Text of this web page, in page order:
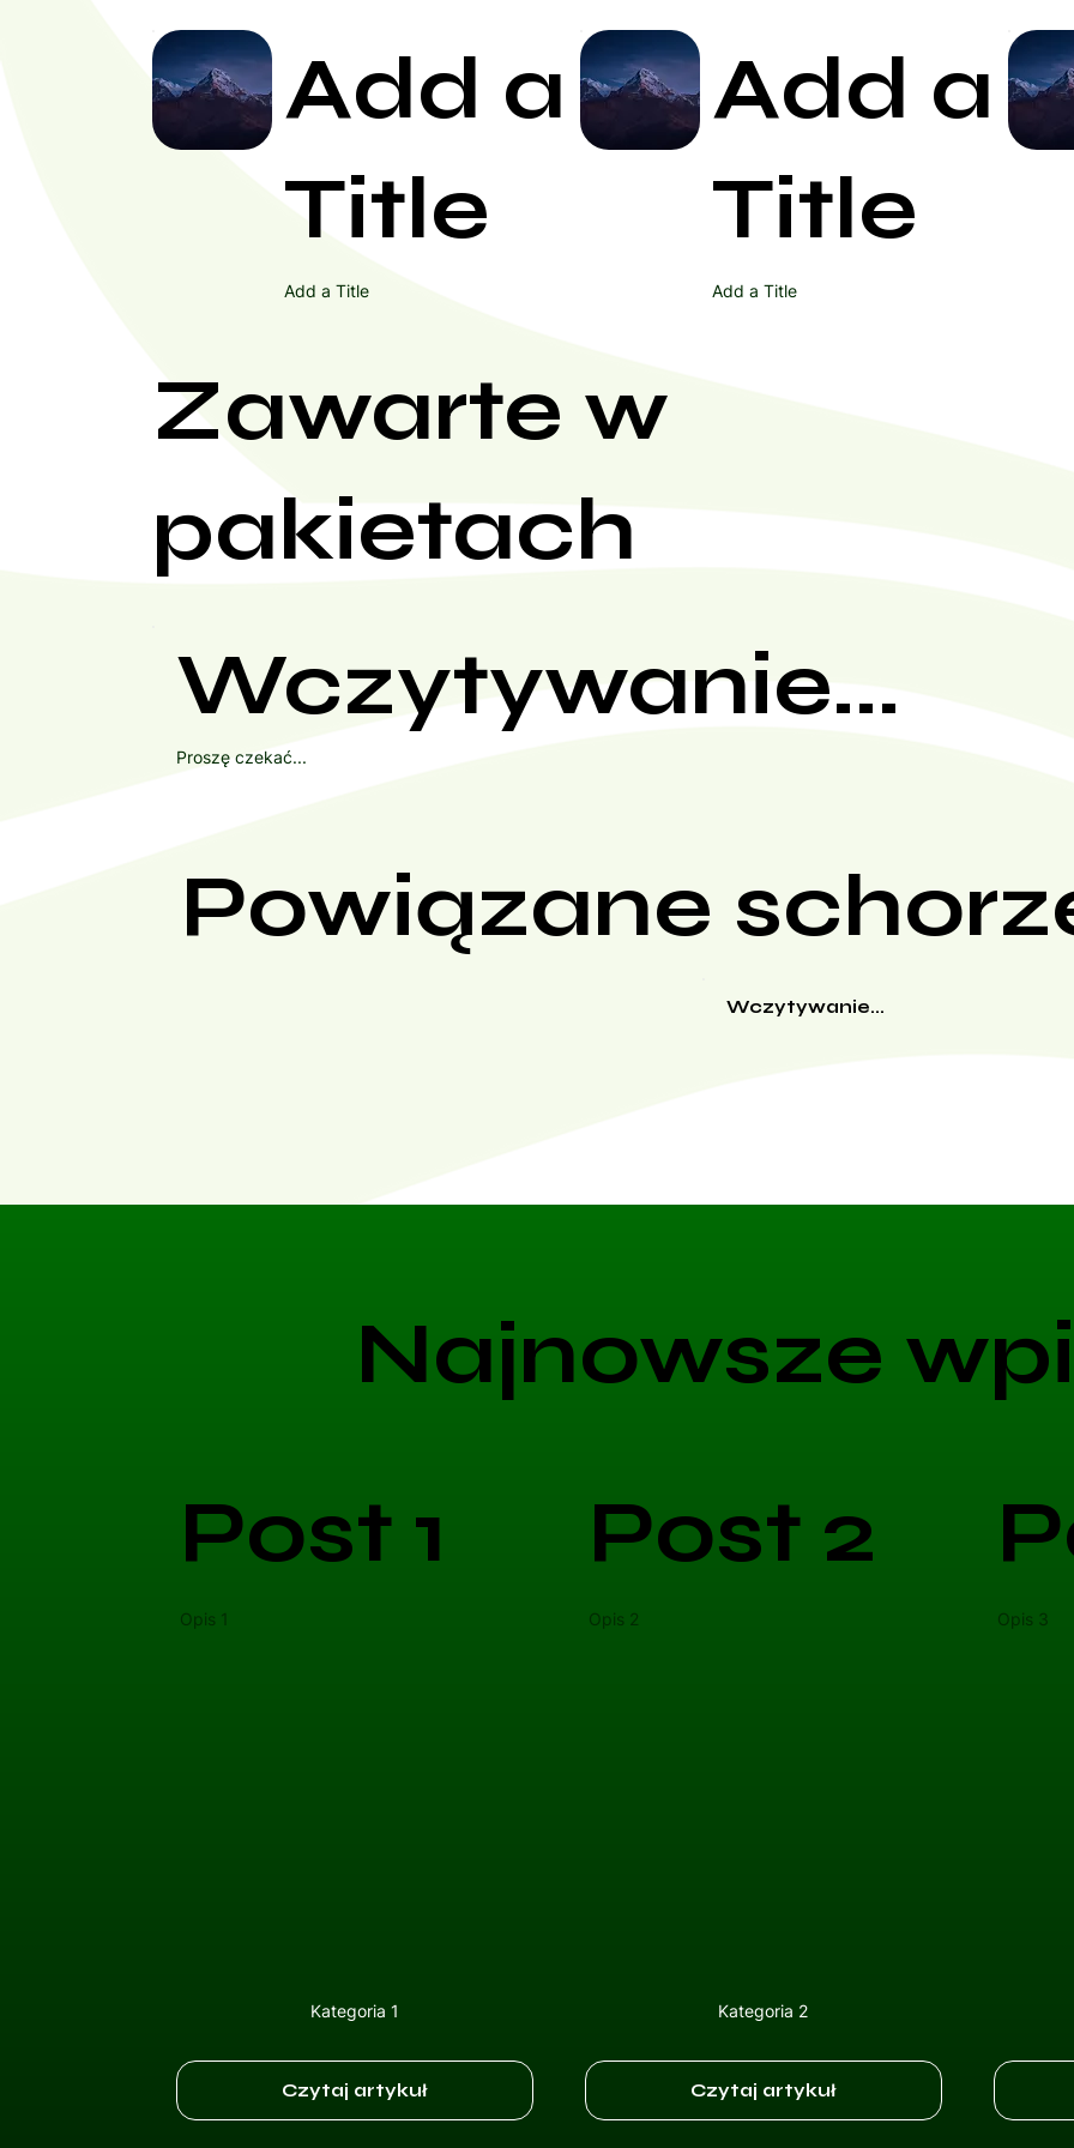
Add a
Title
Add a Title
Add a
Title
Add a Title
Zawarte w
pakietach
Wczytywanie...
Proszę czekać...
Powiązane
Wczytywanie...
Najnowsze
Post 1
Opis 1
Kategoria 1
Czytaj artykuł
Post 2
Opis 2
Kategoria 2
Czytaj artykuł
Opis 3